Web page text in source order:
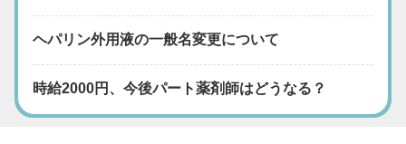
ヘパリン外用液の一般名変更について
時給2000円、今後パート薬剤師はどうなる？